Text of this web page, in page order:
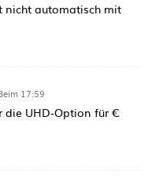
nicht automatisch mit
17:59
die UHD-Option für €